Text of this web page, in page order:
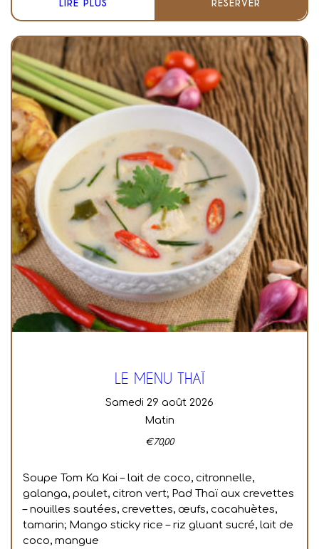
LIRE PLUS RÉSERVER
LE MENU THAÏ
samedi 29 août 2026
Matin
€70,00
Soupe Tom Ka Kai – lait de coco, citronnelle,
galanga, poulet, citron vert; Pad Thaï aux crevettes
– nouilles sautées, crevettes, œufs, cacahuètes,
tamarin; Mango sticky rice – riz gluant sucré, lait de
coco, mangue